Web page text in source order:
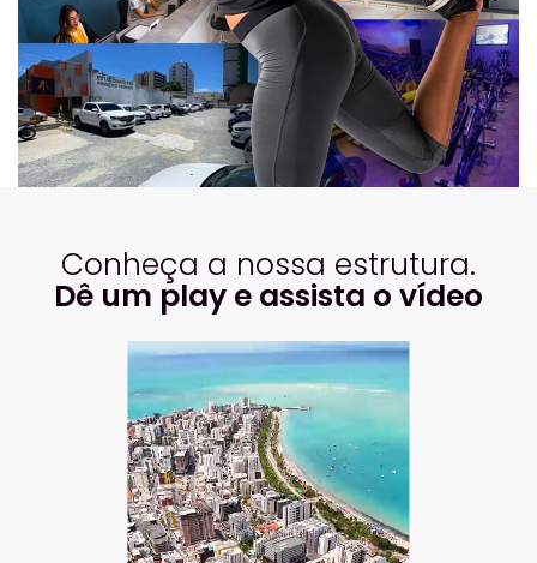
Conheça a nossa estrutura.
Dê um play e assista o vídeo